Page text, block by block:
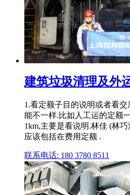
建筑垃圾清理及外
1.看定额子目的说明或者看
能不一样.比如人工运的定额
1km,主要是看说明.林佳 (林
应该包括在费用定额 .
联系电话: 180 3780 8511